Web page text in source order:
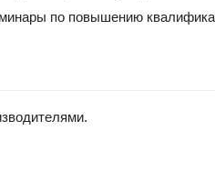
по повышению